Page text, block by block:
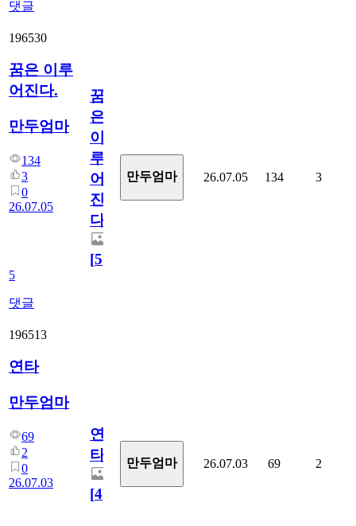
댓글
196530
꿈은 이루
어진다.
만두엄마
134
3
0
26.07.05
5
댓글
꿈
은
이
루
어
진
다.
[5]
만두엄마 26.07.05 134 3
196513
연타
만두엄마
69
2
0
26.07.03
연
타
[4]
만두엄마 26.07.03 69 2